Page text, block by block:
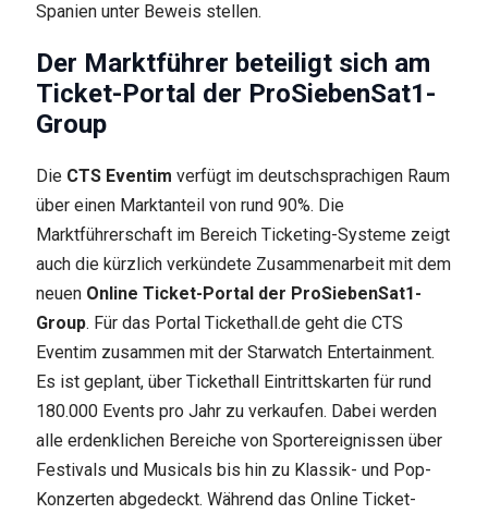
Spanien unter Beweis stellen.
Der Marktführer beteiligt sich am
Ticket-Portal der ProSiebenSat1-
Group
Die CTS Eventim verfügt im deutschsprachigen Raum
über einen Marktanteil von rund 90%. Die
Marktführerschaft im Bereich Ticketing-Systeme zeigt
auch die kürzlich verkündete Zusammenarbeit mit dem
neuen Online Ticket-Portal der ProSiebenSat1-
Group. Für das Portal Tickethall.de geht die CTS
Eventim zusammen mit der Starwatch Entertainment.
Es ist geplant, über Tickethall Eintrittskarten für rund
180.000 Events pro Jahr zu verkaufen. Dabei werden
alle erdenklichen Bereiche von Sportereignissen über
Festivals und Musicals bis hin zu Klassik- und Pop-
Konzerten abgedeckt. Während das Online Ticket-